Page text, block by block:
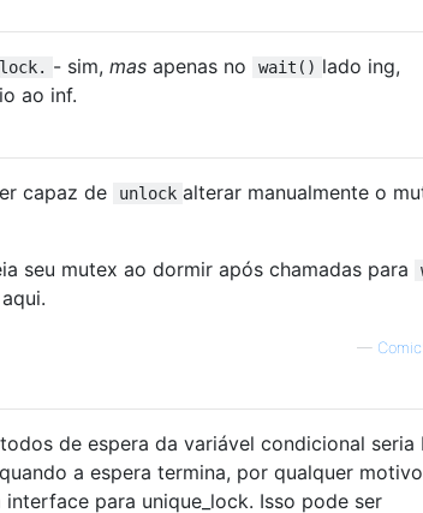
- sim, mas apenas no wait() lado ing,
ao inf.
capaz de unlock alterar manualmente o
seu mutex ao dormir após chamadas para
—
de espera da variável condicional seria
a espera termina, por qualquer
para unique_lock. Isso pode ser